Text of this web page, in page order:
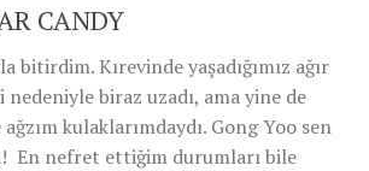
CANDY
bitirdim. Kırevinde yaşadığımız ağır
biraz uzadı, ama yine de
kulaklarımdaydı. Gong Yoo sen
En nefret ettiğim durumları bile